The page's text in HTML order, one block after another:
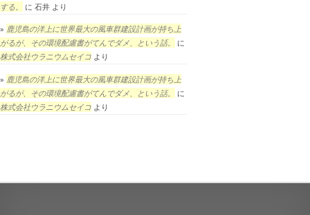
する。
に 石井 より
鹿児島の洋上に世界最大の風車群建設計画が持ち上
がるが、その環境配慮書がてんでダメ、という話。
に
株式会社ウラニウムセイコ より
鹿児島の洋上に世界最大の風車群建設計画が持ち上
がるが、その環境配慮書がてんでダメ、という話。
に
株式会社ウラニウムセイコ より